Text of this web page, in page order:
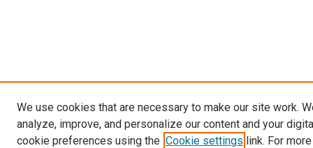
We use cookies that are necessary to make our site work.
analyze, improve, and personalize our content and your
cookie preferences using the Cookie settings link. For